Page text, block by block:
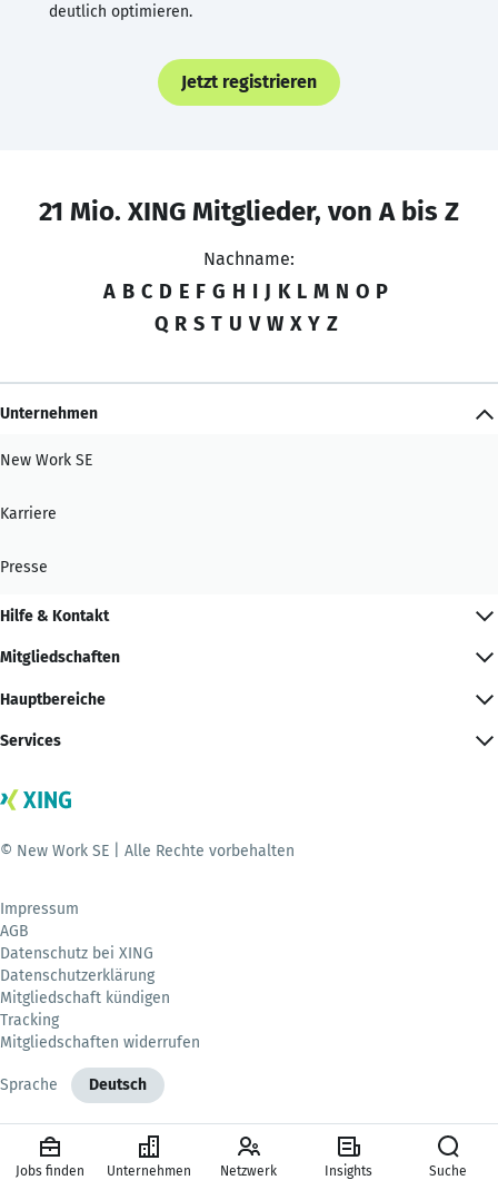
deutlich optimieren.
Jetzt registrieren
21 Mio. XING Mitglieder, von A bis Z
Nachname:
A B C D E F G H I J K L M N O P
Q R S T U V W X Y Z
Unternehmen
New Work SE
Karriere
Presse
Hilfe & Kontakt
Mitgliedschaften
Hauptbereiche
Services
© New Work SE | Alle Rechte vorbehalten
Impressum
AGB
Datenschutz bei XING
Datenschutzerklärung
Mitgliedschaft kündigen
Tracking
Mitgliedschaften widerrufen
Sprache Deutsch
Jobs finden Unternehmen Netzwerk Insights Suche